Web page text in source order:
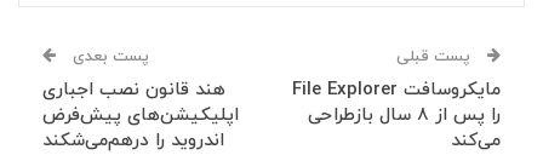
پست قبلی
مایکروسافت File Explorer
را پس از ۸ سال بازطراحی
می‌کند
پست بعدی
هند قانون نصب اجباری
اپلیکیشن‌های پیش‌فرض
اندروید را درهم‌می‌شکند